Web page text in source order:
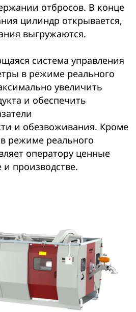
отбросов. В конце
цилиндр открывается,
выгружаются.
система управления
в режиме реального
увеличить
и обеспечить
и обезвоживания. Кроме
режиме реального
оператору ценные
производстве.